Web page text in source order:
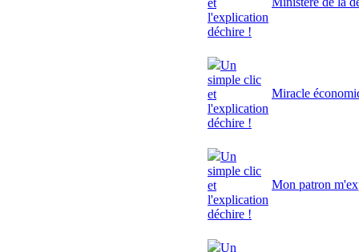
l'explication
déchire !
Un
simple clic
et
l'explication
déchire !
Miracle
Un
simple clic
et
l'explication
déchire !
Mon patron
Un